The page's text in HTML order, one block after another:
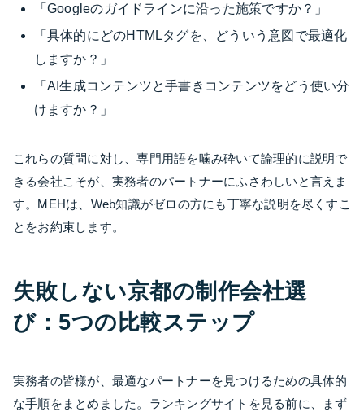
「Googleのガイドラインに沿った施策ですか？」
「具体的にどのHTMLタグを、どういう意図で最適化
しますか？」
「AI生成コンテンツと手書きコンテンツをどう使い分
けますか？」
これらの質問に対し、専門用語を噛み砕いて論理的に説明で
きる会社こそが、実務者のパートナーにふさわしいと言えま
す。MEHは、Web知識がゼロの方にも丁寧な説明を尽くすこ
とをお約束します。
失敗しない京都の制作会社選
び：5つの比較ステップ
実務者の皆様が、最適なパートナーを見つけるための具体的
な手順をまとめました。ランキングサイトを見る前に、まず